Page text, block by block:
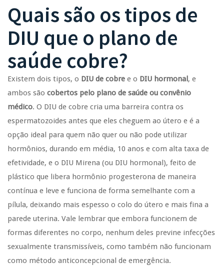
Quais são os tipos de
DIU que o plano de
saúde cobre?
Existem dois tipos, o DIU de cobre e o DIU hormonal, e
ambos são cobertos pelo plano de saúde ou convênio
médico. O DIU de cobre cria uma barreira contra os
espermatozoides antes que eles cheguem ao útero e é a
opção ideal para quem não quer ou não pode utilizar
hormônios, durando em média, 10 anos e com alta taxa de
efetividade, e o DIU Mirena (ou DIU hormonal), feito de
plástico que libera hormônio progesterona de maneira
contínua e leve e funciona de forma semelhante com a
pílula, deixando mais espesso o colo do útero e mais fina a
parede uterina. Vale lembrar que embora funcionem de
formas diferentes no corpo, nenhum deles previne infecções
sexualmente transmissíveis, como também não funcionam
como método anticoncepcional de emergência.